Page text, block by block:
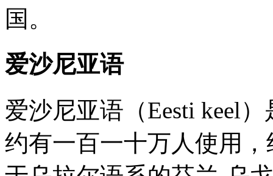
国。
爱沙尼亚语
爱沙尼亚语（Eesti keel‎
约有一百一十万人使用